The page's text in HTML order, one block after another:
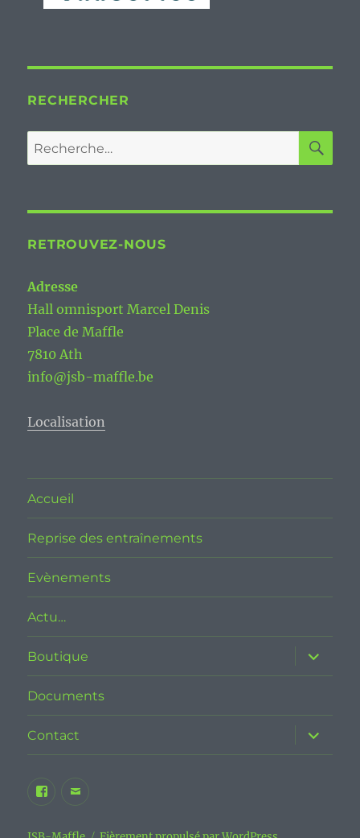
RECHERCHER
Recherche
pour :
RETROUVEZ-NOUS
Adresse
Hall omnisport Marcel Denis
Place de Maffle
7810 Ath
info@jsb-maffle.be
Localisation
Accueil
Reprise des entraînements
Evènements
Actu…
Boutique
ouvrir
le
sous-
Documents
Contact
ouvrir
le
sous-
Facebook
Maffle
E-